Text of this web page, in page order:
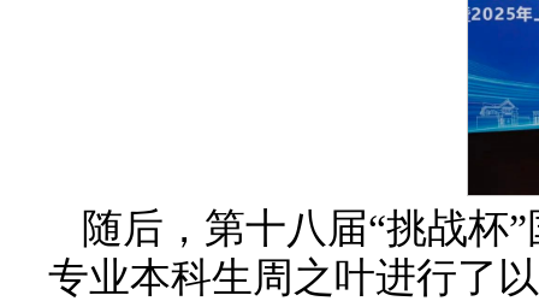
随后，第十八届“挑战杯
专业本科生周之叶进行了